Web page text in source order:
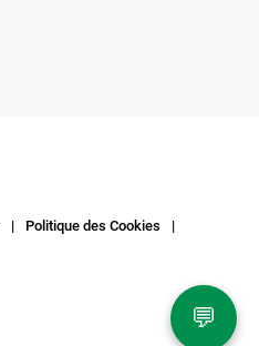
Politique des Cookies
💬